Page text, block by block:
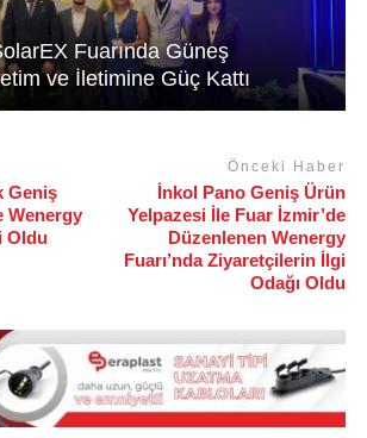
Fuarında Güneş
ve İletimine Güç Kattı
Geniş
Wenergy
Oldu
Önceki Haber
İnkol Pano Geniş Ürün
Yelpazesi İle Fuar İzmir’de
Düzenlenen Wenergy
Fuarı’nda Ziyaretçilerin İlgi
Odağı Oldu